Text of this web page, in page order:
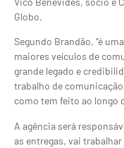
Globo.
Segundo Brandão, “é
maiores veículos de
grande legado e
trabalho de
como tem feito ao longo
A agência será
as entregas, vai